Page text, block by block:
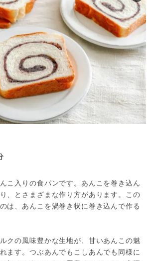
こ入りの食パンです。あんこを巻き込ん
、とさまざまな作り方があります。この
は、あんこを渦巻き状に巻き込んで作る
クの風味豊かな生地が、甘いあんこの魅
ます。つぶあんでもこしあんでも同様に